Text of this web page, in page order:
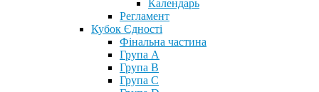
Календарь
Регламент
Кубок Єдності
Фінальна частина
Група А
Група В
Група С